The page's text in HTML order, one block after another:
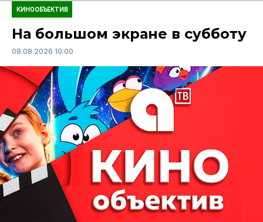
КИНООБЪЕКТИВ
На большом экране в субботу
08.08.2026 10:00